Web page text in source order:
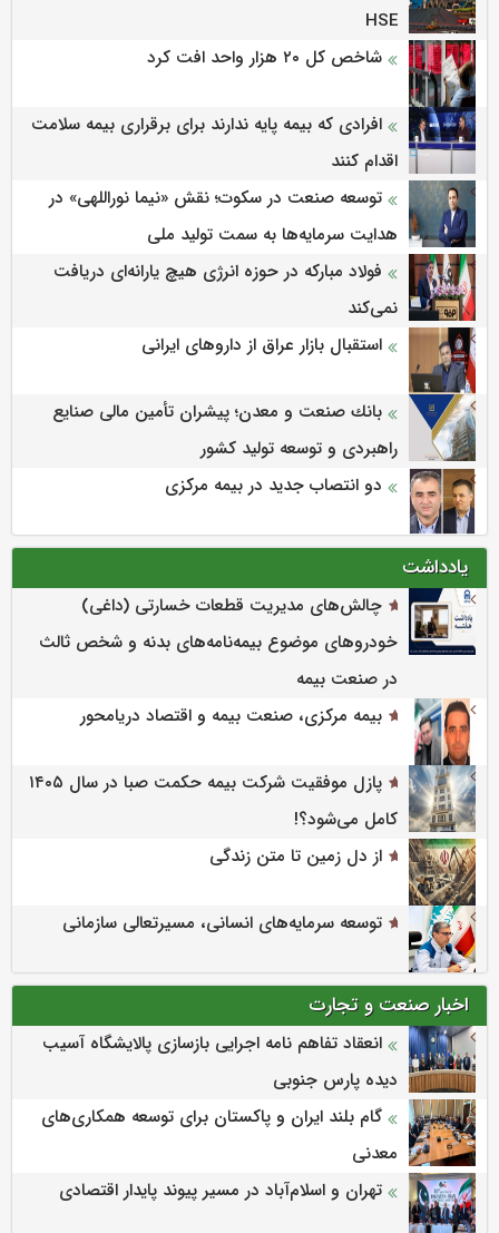
HSE
شاخص کل ۲۰ هزار واحد افت کرد
افرادی که بیمه پایه ندارند برای برقراری بیمه سلامت
اقدام کنند
توسعه صنعت در سکوت؛ نقش «نیما نوراللهی» در
هدایت سرمایه‌ها به سمت تولید ملی
فولاد مبارکه در حوزه انرژی هیچ یارانه‌ای دریافت
نمی‌کند
استقبال بازار عراق از داروهای ایرانی
بانك صنعت و معدن؛ پیشران تأمین مالی صنایع
راهبردی و توسعه تولید كشور
دو انتصاب جدید در بیمه مرکزی
یادداشت
چالش‌های مدیریت قطعات خسارتی (داغی)
خودروهای موضوع بیمه‌نامه‌های بدنه و شخص ثالث
در صنعت بیمه
بیمه مرکزی، صنعت بیمه و اقتصاد دریامحور
پازل موفقیت شرکت بیمه حکمت صبا در سال ۱۴۰۵
کامل می‌شود؟!
از دل زمین تا متن زندگی
توسعه سرمایه‌های انسانی، مسیرتعالی سازمانی
اخبار صنعت و تجارت
انعقاد تفاهم نامه اجرایی بازسازی پالایشگاه آسیب
دیده پارس جنوبی
گام بلند ایران و پاکستان برای توسعه همکاری‌های
معدنی
تهران و اسلام‌آباد در مسیر پیوند پایدار اقتصادی